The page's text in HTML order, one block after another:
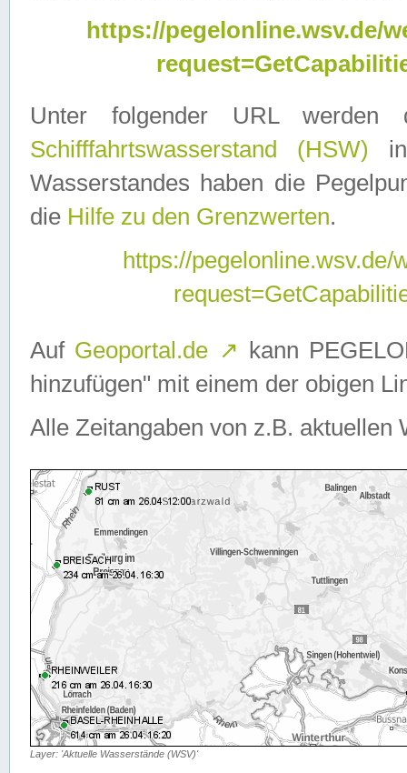
https://pegelonline.wsv.de/
Unter folgender URL
Schifffahrtswasserstand (HSW)
Wasserstandes haben die
die Hilfe zu den Grenzwerten.
https://
Auf Geoportal.de ↗ kann
hinzufügen" mit einem der obigen
Alle Zeitangaben von z.B. aktuellen
Layer: 'Aktuelle Wasserstände (WSV)'